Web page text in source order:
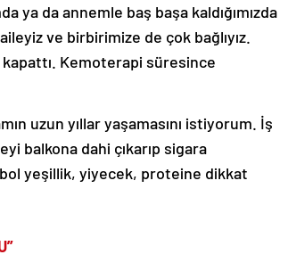
ya da annemle baş başa kaldığımızda
ve birbirimize de çok bağlıyız.
Kemoterapi süresince
uzun yıllar yaşamasını istiyorum. İş
balkona dahi çıkarıp sigara
bol yeşillik, yiyecek, proteine dikkat